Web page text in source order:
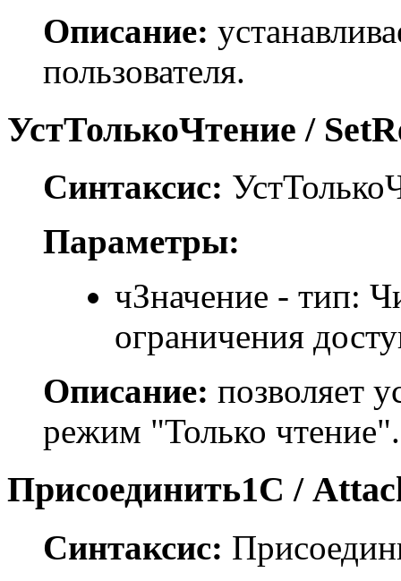
Описание:
пользователя.
УстТолькоЧтение /
Синтаксис:
Параметры:
чЗначение - тип:
ограничения
Описание: позволяет
режим "Только чтение".
Присоединить1С /
Синтаксис: